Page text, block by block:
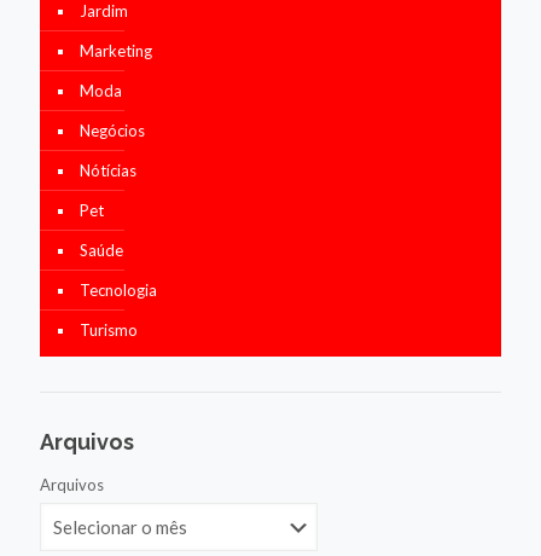
Jardim
Marketing
Moda
Negócios
Nótícias
Pet
Saúde
Tecnologia
Turismo
Arquivos
Arquivos